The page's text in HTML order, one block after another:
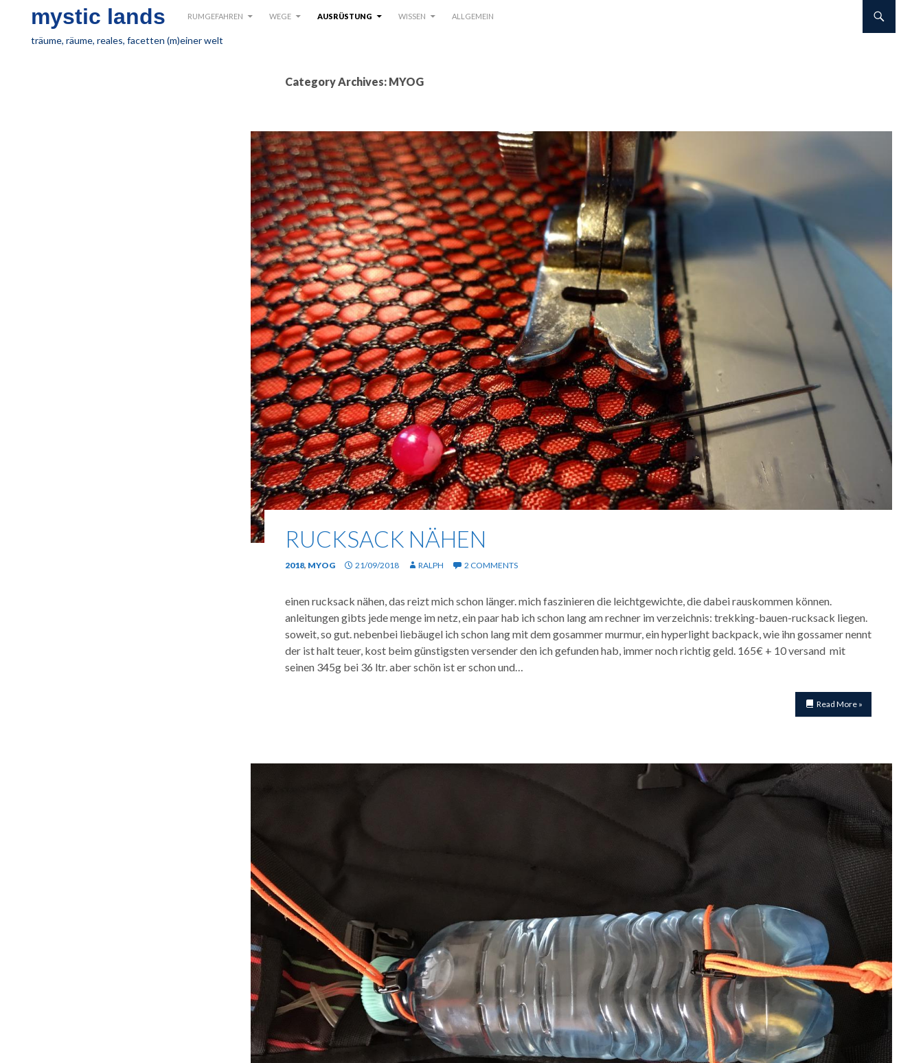
mystic lands
RUMGEFAHREN
WEGE AUSRÜSTUNG WISSEN ALLGEMEIN
träume, räume, reales, facetten (m)einer welt
Category Archives: MYOG
RUCKSACK NÄHEN
2018, MYOG 21/09/2018 RALPH 2 COMMENTS
einen rucksack nähen, das reizt mich schon länger. mich faszinieren die leichtgewichte, die dabei rauskommen können.
anleitungen gibts jede menge im netz, ein paar hab ich schon lang am rechner im verzeichnis: trekking-bauen-rucksack liegen.
soweit, so gut. nebenbei liebäugel ich schon lang mit dem gosammer murmur, ein hyperlight backpack, wie ihn gossamer nennt
der ist halt teuer, kost beim günstigsten versender den ich gefunden hab, immer noch richtig geld. 165€ + 10 versand mit
seinen 345g bei 36 ltr. aber schön ist er schon und…
Read More »